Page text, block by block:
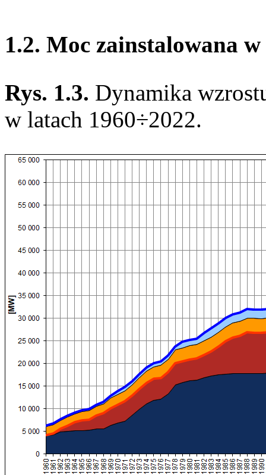
1.2. Moc zainstalowana
Rys. 1.3. Dynamika
w latach 1960÷2022.